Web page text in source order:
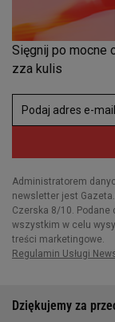
Dziękujemy za